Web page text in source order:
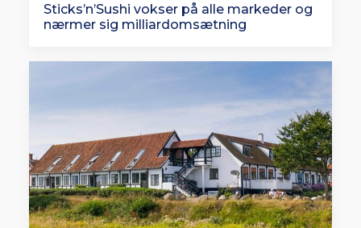
Sticks’n’Sushi vokser på alle markeder og
nærmer sig milliardomsætning